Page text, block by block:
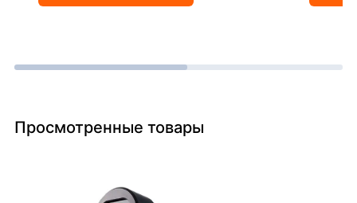
Просмотренные товары